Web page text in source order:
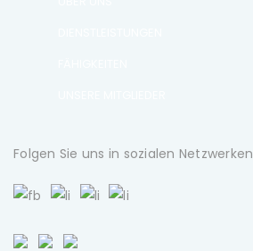
Folgen Sie uns in sozialen Netzwerken